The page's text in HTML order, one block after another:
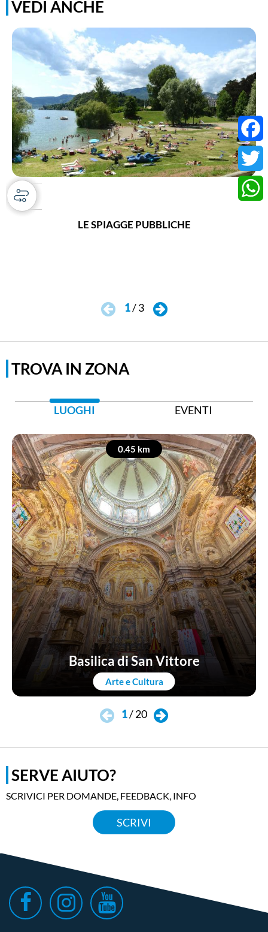
Twitter
VEDI ANCHE
LE SPIAGGE PUBBLICHE
1/3
TROVA IN ZONA
LUOGHI EVENTI
0.45 km
Arte e Cultura
Basilica di San Vittore
1/20
SERVE AIUTO?
SCRIVICI PER DOMANDE, FEEDBACK, INFO
SCRIVI